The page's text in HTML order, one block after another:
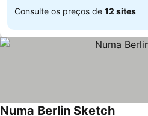
Consulte os preços de 12 sites
Numa Berlin Sketch